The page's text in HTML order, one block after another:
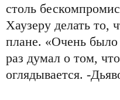
столь
Хаузеру делать то,
плане. «Очень
раз думал о том,
оглядывается. -